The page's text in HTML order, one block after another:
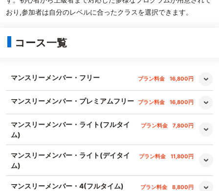
おり,参加者は自分のレベルに合ったクラスを選択できます。
コース一覧
マンスリーメンバー・フリー プラン料金 16,800円
マンスリーメンバー・プレミアムフリー プラン料金 16,800円
マンスリーメンバー・ライト(フルタイ
ム)
プラン料金 7,800円
マンスリーメンバー・ライト(デイタイ
ム)
プラン料金 11,800円
マンスリーメンバー・4(フルタイム) プラン料金 8,800円